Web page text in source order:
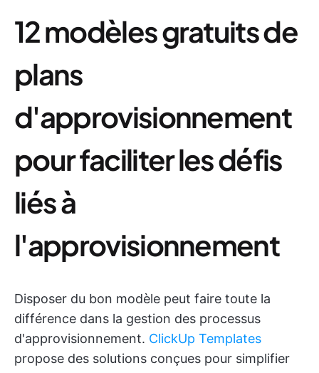
12 modèles gratuits de
plans
d'approvisionnement
pour faciliter les défis
liés à
l'approvisionnement
Disposer du bon modèle peut faire toute la
différence dans la gestion des processus
d'approvisionnement. ClickUp Templates
propose des solutions conçues pour simplifier